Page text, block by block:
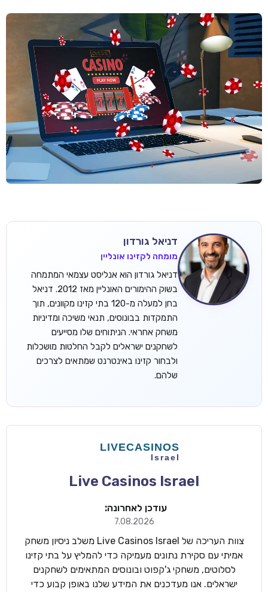
דניאל גורדון
מומחה לקזינו אונליין
דניאל גורדון הוא אנליסט עצמאי המתמחה
בשוק ההימורים האונליין מאז 2012. דניאל
בחן למעלה מ-120 בתי קזינו מקוונים, תוך
התמקדות בבונוסים, תנאי משיכה ומדיניות
משחק אחראי. הניתוחים שלו מסייעים
לשחקנים ישראלים לקבל החלטות מושכלות
ולבחור קזינו באינטרנט שמתאים לצרכים
שלהם.
Live Casinos Israel
עודכן לאחרונה:
7.08.2026
צוות העריכה של Live Casinos Israel משלב ניסיון משחק
אמיתי עם סקירת נתונים מעמיקה כדי להמליץ על בתי קזינו
לסלוטים, משחקי ג'קפוט ובונוסים המתאימים לשחקנים
ישראלים. אנו מעדכנים את המידע שלנו באופן קבוע כדי